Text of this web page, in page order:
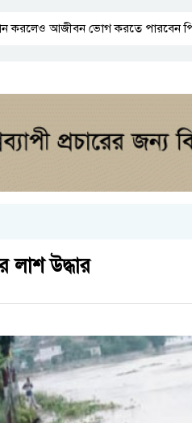
আজীবন ভোগ করতে পারবেন পিতা-মাতা
লাশ উদ্ধার